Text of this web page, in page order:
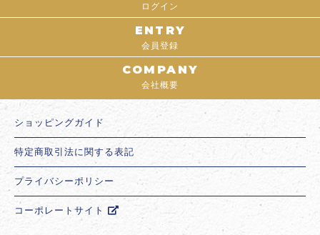
ログイン
ENTRY
会員登録
COMPANY
会社概要
ショッピングガイド
特定商取引法に関する表記
プライバシーポリシー
コーポレートサイト